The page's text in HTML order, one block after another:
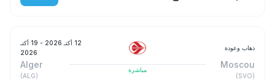
ذهاب وعودة
12 أكتـ 2026
- 19 أكتـ
2026
Moscou
(
SVO
)
مباشرة
Alger
(
ALG
)